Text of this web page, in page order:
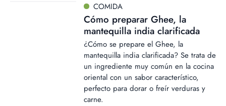
COMIDA
Cómo preparar Ghee, la
mantequilla india clarificada
¿Cómo se prepare el Ghee, la
mantequilla india clarificada? Se trata de
un ingrediente muy común en la cocina
oriental con un sabor característico,
perfecto para dorar o freír verduras y
carne.